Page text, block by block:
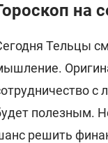
на
Тельцы
с
полезным.
решить